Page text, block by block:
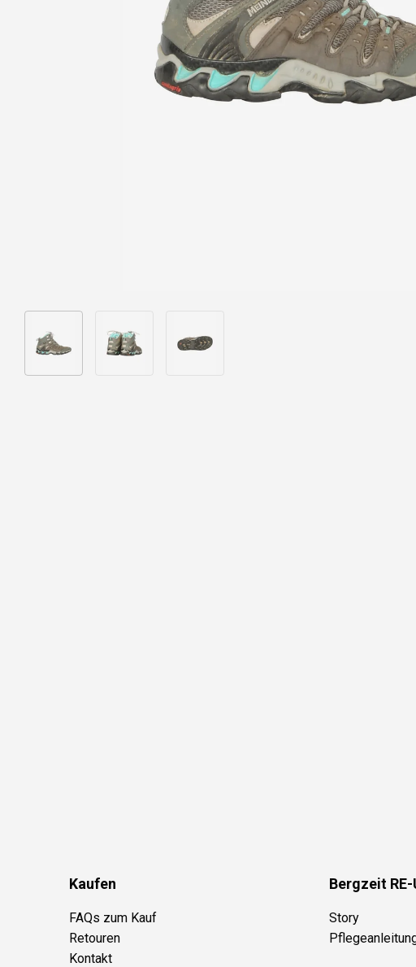
Bild 1 in Galerieansicht laden
Kaufen
FAQs zum Kauf
Retouren
Kontakt
Bergzeit RE-
Story